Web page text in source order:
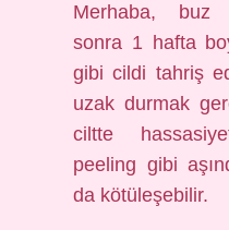
Merhaba, buz
sonra 1 hafta
gibi cildi tahriş
uzak durmak
ciltte
peeling gibi
da kötüleşebilir.